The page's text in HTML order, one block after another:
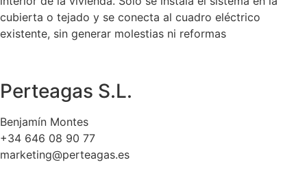
cubierta o tejado y se conecta al cuadro eléctrico
existente, sin generar molestias ni reformas
Perteagas S.L.
Benjamín Montes
+34 646 08 90 77
marketing@perteagas.es